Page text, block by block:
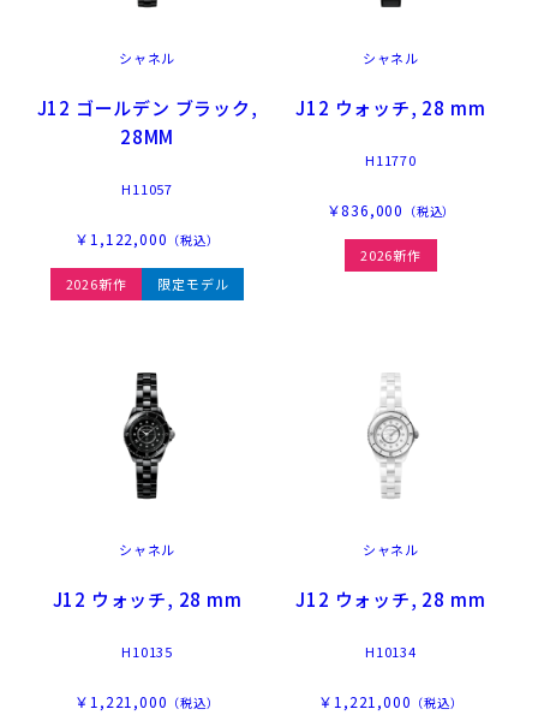
シャネル
J12 ゴールデン ブラック,
28MM
H11057
￥1,122,000 （税込）
2026新作 限定モデル
シャネル
J12 ウォッチ, 28 mm
H11770
￥836,000 （税込）
2026新作
シャネル
J12 ウォッチ, 28 mm
H10135
￥1,221,000 （税込）
シャネル
J12 ウォッチ, 28 mm
H10134
￥1,221,000 （税込）